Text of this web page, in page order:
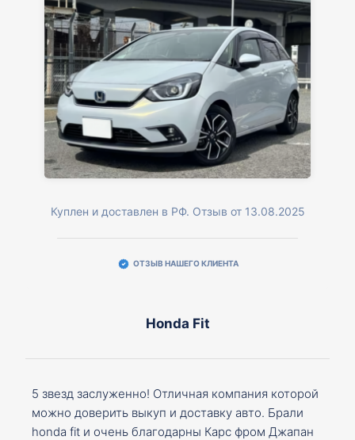
Куплен и доставлен в РФ. Отзыв от 13.08.2025
ОТЗЫВ НАШЕГО КЛИЕНТА
Honda Fit
5 звезд заслуженно! Отличная компания которой
можно доверить выкуп и доставку авто. Брали
honda fit и очень благодарны Карс фром Джапан